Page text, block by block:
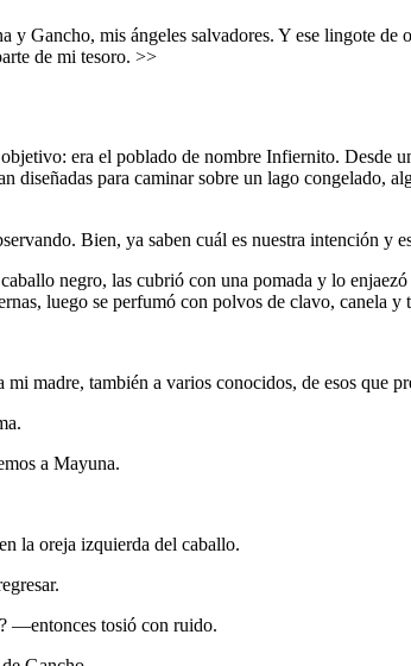
y Gancho, mis ángeles salvadores. Y ese lingote
de mi tesoro. >>
era el poblado de nombre Infiernito. Desde
diseñadas para caminar sobre un lago
Bien, ya saben cuál es nuestra intención y
negro, las cubrió con una pomada y lo
luego se perfumó con polvos de clavo, canela y
madre, también a varios conocidos, de esos que
a Mayuna.
la oreja izquierda del caballo.
—entonces tosió con ruido.